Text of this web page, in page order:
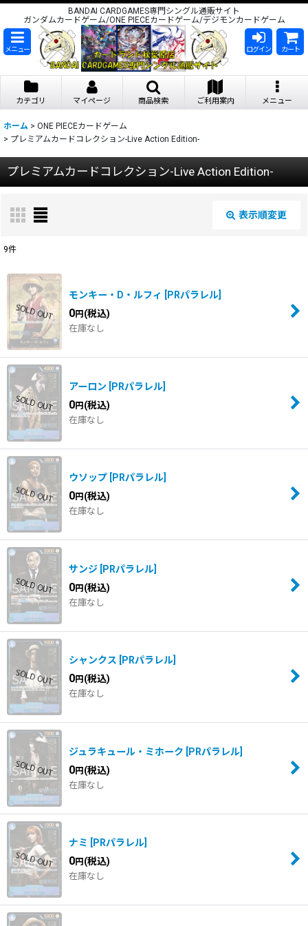
BANDAI CARDGAMES専門シングル通販サイト
ガンダムカードゲーム/ONE PIECEカードゲーム/デジモンカードゲーム
メニュー ログイン カート
カテゴリ マイページ 商品検索 ご利用案内 メニュー
ホーム > ONE PIECEカードゲーム
> プレミアムカードコレクション-Live Action Edition-
プレミアムカードコレクション-Live Action Edition-
表示順変更
在庫あり
並び順:
9件
モンキー・D・ルフィ PRパラレル
0円 (税込)
在庫なし
アーロン PRパラレル
0円 (税込)
在庫なし
ウソップ PRパラレル
0円 (税込)
在庫なし
サンジ PRパラレル
0円 (税込)
在庫なし
シャンクス PRパラレル
0円 (税込)
在庫なし
ジュラキュール・ミホーク PRパラレル
0円 (税込)
在庫なし
ナミ PRパラレル
0円 (税込)
在庫なし